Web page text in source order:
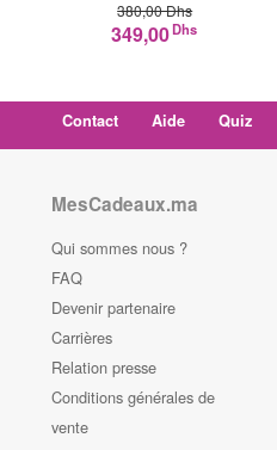
380,00 Dhs
349,00Dhs
Contact Aide Quiz
MesCadeaux.ma
Qui sommes nous ?
FAQ
Devenir partenaire
Carrières
Relation presse
Conditions générales de
vente